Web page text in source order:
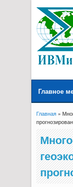
Главное
Вы
Главная»